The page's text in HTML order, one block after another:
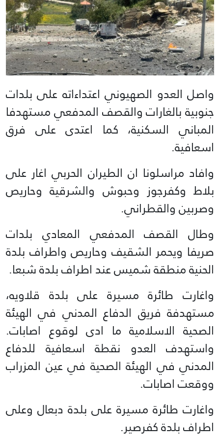
واصل العدو الصهيوني اعتداءاته على بلدات
جنوبية بالغارات والقصف المدفعي مستهدفا
المباني السكنية، كما اعتدى على فرق
اسعافية.
وافاد مراسلونا ان الطيران الحربي اغار على
بلاط وكفرجوز وحبوش والشرقية وحاريص
وصربين والقطراني.
وطال القصف المدفعي المعادي بلدات
صريفا ويحمر الشقيف وحاريص واطراف بلدة
الحنية منطقة شميس عند اطراف بلدة شبعا.
واغارت طائرة مسيرة على بلدة قلاويه،
مستهدفة فريق الدفاع المدني في الهيئة
الصحية الاسلامية ما ادى لوقوع اصابات.
واستهدف العدو نقطة اسعافية للدفاع
المدني في الهيئة الصحية في عين المزراب
ووقعت اصابات.
واغارت طائرة مسيرة على بلدة دبعال وعلى
اطراف بلدة كفرصير.